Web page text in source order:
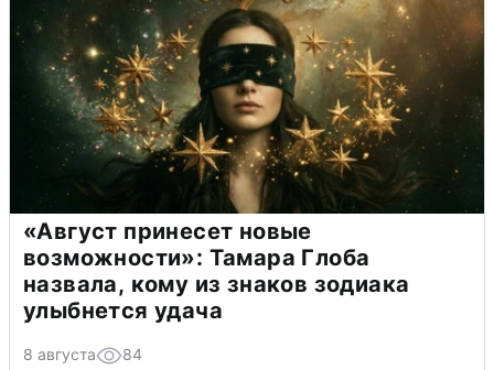
«Август принесет новые
возможности»: Тамара Глоба
назвала, кому из знаков зодиака
улыбнется удача
8 августа 84